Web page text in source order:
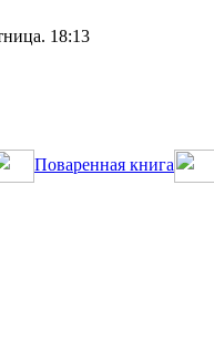
18:13
Поваренная книга